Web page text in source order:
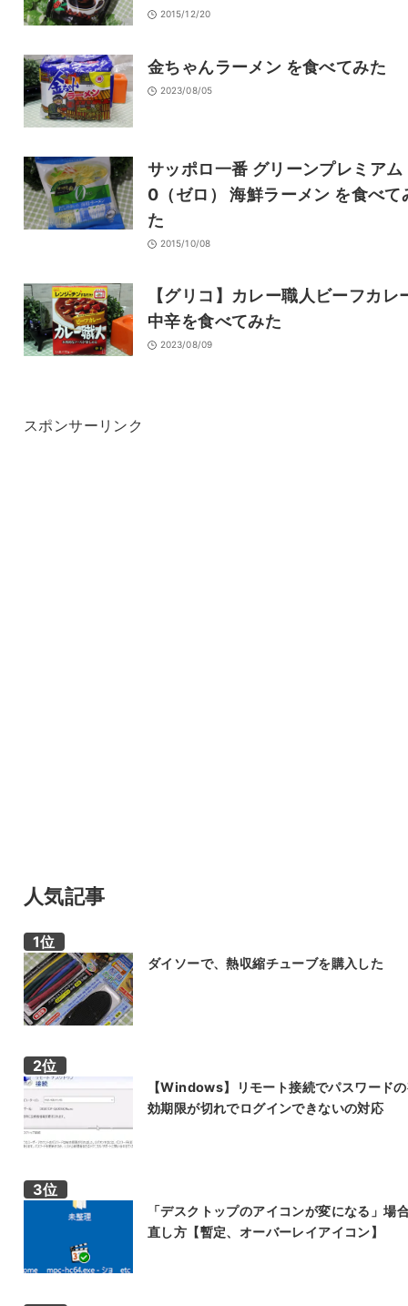
2015/12/20
金ちゃんラーメン を食べてみた
2023/08/05
サッポロ一番 グリーンプレミアム
0（ゼロ） 海鮮ラーメン を食べて
た
2015/10/08
【グリコ】カレー職人ビーフカレ
中辛を食べてみた
2023/08/09
スポンサーリンク
人気記事
ダイソーで、熱収縮チューブを購入した
【Windows】リモート接続でパスワード
効期限が切れでログインできないの対応
「デスクトップのアイコンが変になる」場
直し方【暫定、オーバーレイアイコン】